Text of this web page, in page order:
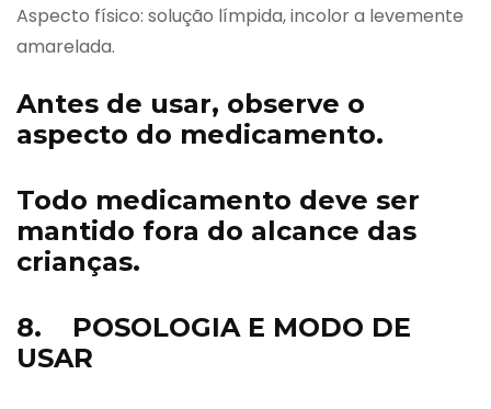
Aspecto físico: solução límpida, incolor a levemente
amarelada.
Antes de usar, observe o
aspecto do medicamento.
Todo medicamento deve ser
mantido fora do alcance das
crianças.
8. POSOLOGIA E MODO DE
USAR